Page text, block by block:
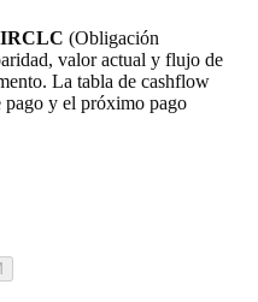
IRCLC (Obligación
valor actual y flujo de
La tabla de cashflow
pago y el próximo pago